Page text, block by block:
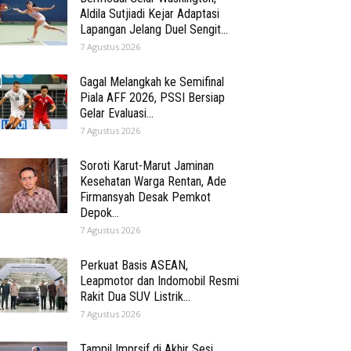
Aldila Sutjiadi Kejar Adaptasi
Lapangan Jelang Duel Sengit...
7 Agustus 2026
Gagal Melangkah ke Semifinal
Piala AFF 2026, PSSI Bersiap
Gelar Evaluasi...
7 Agustus 2026
Soroti Karut-Marut Jaminan
Kesehatan Warga Rentan, Ade
Firmansyah Desak Pemkot
Depok...
7 Agustus 2026
Perkuat Basis ASEAN,
Leapmotor dan Indomobil Resmi
Rakit Dua SUV Listrik...
7 Agustus 2026